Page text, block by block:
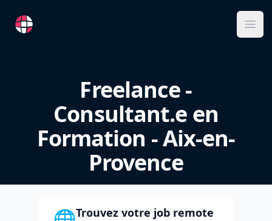
RemoteFR
Freelance -
Consultant.e en
Formation - Aix-en-
Provence
Trouvez votre job remote